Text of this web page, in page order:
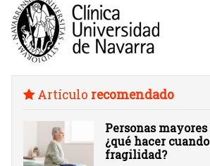
Artículo recomendado
Personas
¿qué hacer
fragilidad?